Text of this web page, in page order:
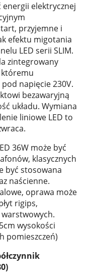
energii elektrycznej
przyjemne i
efektu migotania
LED serii SLIM.
zintegrowany
któremu
napięcie 230V.
bezawaryjną
układu. Wymiana
liniowe LED to
36W może być
klasycznych
być stosowana
naścienne.
oprawa może
rigips,
wysokości
pomieszczeń)